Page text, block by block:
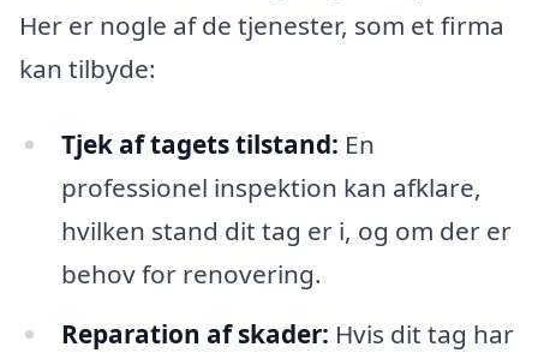
Her er nogle af de tjenester, som et firma
kan tilbyde:
Tjek af tagets tilstand: En
professionel inspektion kan afklare,
hvilken stand dit tag er i, og om der er
behov for renovering.
Reparation af skader: Hvis dit tag har